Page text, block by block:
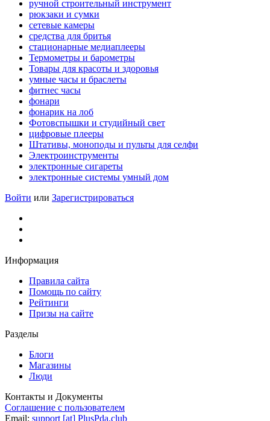
ручной строительный инструмент
рюкзаки и сумки
сетевые камеры
средства для бритья
стационарные медиаплееры
Термометры и барометры
Товары для красоты и здоровья
умные часы и браслеты
фитнес часы
фонари
фонарик на лоб
Фотовспышки и студийный свет
цифровые плееры
Штативы, моноподы и пульты для селфи
Электроинструменты
электронные сигареты
электронные системы умный дом
Войти или Зарегистрироваться
Информация
Правила сайта
Помощь по сайту
Рейтинги
Призы на сайте
Разделы
Блоги
Магазины
Люди
Контакты и Документы
Соглашение с пользователем
Email: support [at] PlusPda.club